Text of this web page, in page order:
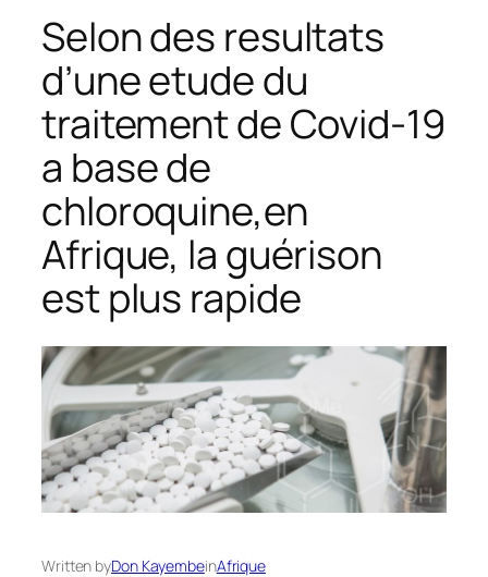
Selon des resultats
d’une etude du
traitement de Covid-19
a base de
chloroquine,en
Afrique, la guérison
est plus rapide
Written byDon KayembeinAfrique